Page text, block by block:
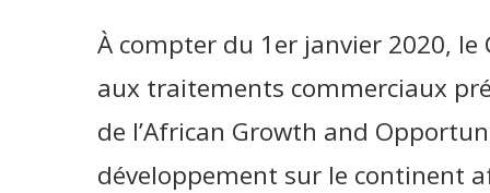
À compter du 1er janvier 2020, le
aux traitements commerciaux
de l’African Growth and
développement sur le continent